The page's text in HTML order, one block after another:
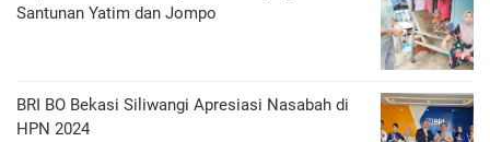
Santunan Yatim dan Jompo
BRI BO Bekasi Siliwangi Apresiasi Nasabah di
HPN 2024